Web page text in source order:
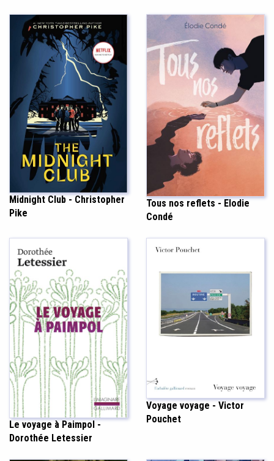
Midnight Club - Christopher
Pike
Tous nos reflets - Elodie
Condé
Le voyage à Paimpol -
Dorothée Letessier
Voyage voyage - Victor
Pouchet